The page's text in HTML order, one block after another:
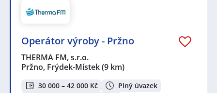
Operátor výroby - Pržno
THERMA FM, s.r.o.
Pržno, Frýdek-Místek(9 km)
30 000 – 42 000 Kč
Plný úvazek